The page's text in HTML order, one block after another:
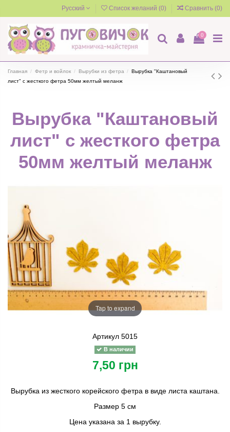
Русский Список желаний (0) Сравнить (0)
0
Главная Фетр и войлок Вырубки из фетра
Вырубка "Каштановый
лист" с жесткого фетра 50мм желтый меланж
Вырубка "Каштановый
лист" с жесткого фетра
50мм желтый меланж
Tap to expand
Артикул 5015
В наличии
7,50 грн
Вырубка из жесткого корейского фетра в виде листа каштана.
Размер 5 см
Цена указана за 1 вырубку.